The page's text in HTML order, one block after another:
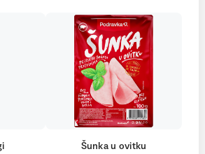
Šunka u ovitku